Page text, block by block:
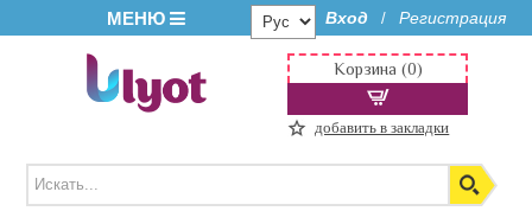
МЕНЮ Вход / Регистрация
Корзина (0)
добавить в закладки